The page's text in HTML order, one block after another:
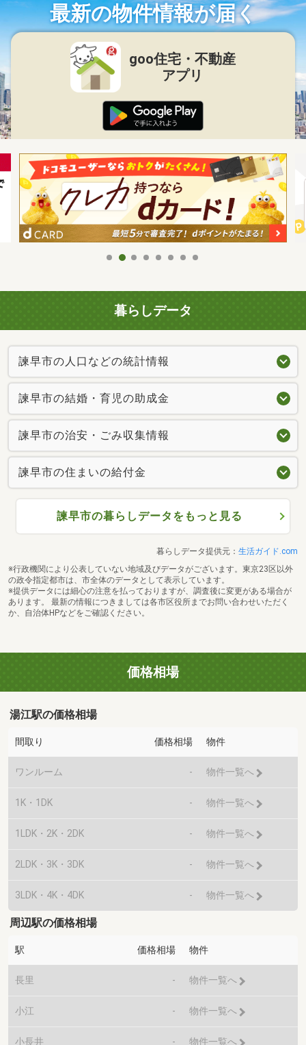
最新の物件情報が届く
goo住宅・不動産
アプリ
暮らしデータ
諫早市の人口などの統計情報
諫早市の結婚・育児の助成金
諫早市の治安・ごみ収集情報
諫早市の住まいの給付金
諫早市の暮らしデータをもっと見る
暮らしデータ提供元： 生活ガイド.com
※行政機関により公表していない地域及びデータがございます。東京23区以外
の政令指定都市は、市全体のデータとして表示しています。
※提供データには細心の注意を払っておりますが、調査後に変更がある場合が
あります。 最新の情報につきましては各市区役所までお問い合わせいただく
か、自治体HPなどをご確認ください。
価格相場
湯江駅の価格相場
間取り 価格相場 物件
ワンルーム - 物件一覧へ
1K・1DK - 物件一覧へ
1LDK・2K・2DK - 物件一覧へ
2LDK・3K・3DK - 物件一覧へ
3LDK・4K・4DK - 物件一覧へ
周辺駅の価格相場
駅 価格相場 物件
長里 - 物件一覧へ
小江 - 物件一覧へ
小長井 - 物件一覧へ